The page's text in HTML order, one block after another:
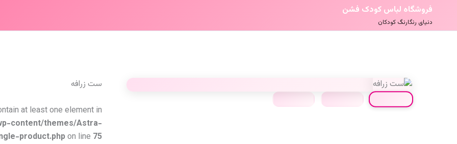
فروشگاه لباس کودک فشن
دنیای رنگارنگ کودکان
ست زرافه
at least one element in
content/themes/Astra-
product.phpon line 75